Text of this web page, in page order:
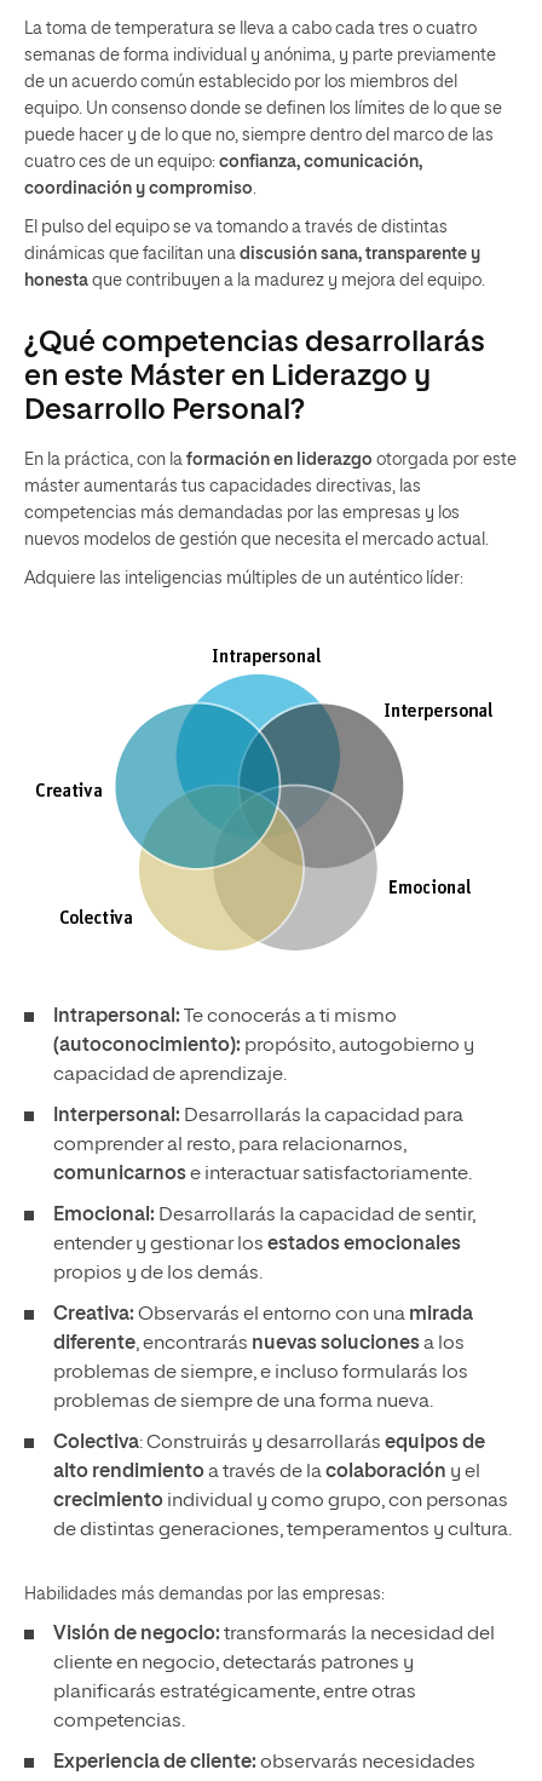
La toma de temperatura se lleva a cabo cada tres o cuatro
semanas de forma individual y anónima, y parte previamente
de un acuerdo común establecido por los miembros del
equipo. Un consenso donde se definen los límites de lo que se
puede hacer y de lo que no, siempre dentro del marco de las
cuatro ces de un equipo: confianza, comunicación,
coordinación y compromiso.
El pulso del equipo se va tomando a través de distintas
dinámicas que facilitan una discusión sana, transparente y
honesta que contribuyen a la madurez y mejora del equipo.
¿Qué competencias desarrollarás
en este Máster en Liderazgo y
Desarrollo Personal?
En la práctica, con la formación en liderazgo otorgada por este
máster aumentarás tus capacidades directivas, las
competencias más demandadas por las empresas y los
nuevos modelos de gestión que necesita el mercado actual.
Adquiere las inteligencias múltiples de un auténtico líder:
Intrapersonal: Te conocerás a ti mismo
(autoconocimiento): propósito, autogobierno y
capacidad de aprendizaje.
Interpersonal: Desarrollarás la capacidad para
comprender al resto, para relacionarnos,
comunicarnose interactuar satisfactoriamente.
Emocional: Desarrollarás la capacidad de sentir,
entender y gestionar los estados emocionales
propios y de los demás.
Creativa: Observarás el entorno con una mirada
diferente, encontrarás nuevas solucionesa los
problemas de siempre, e incluso formularás los
problemas de siempre de una forma nueva.
Colectiva: Construirás y desarrollarás equipos de
alto rendimientoa través de lacolaboración y el
crecimiento individual y como grupo, con personas
de distintas generaciones, temperamentos y cultura.
Habilidades más demandas por las empresas:
Visión de negocio: transformarás la necesidad del
cliente en negocio, detectarás patrones y
planificarás estratégicamente, entre otras
competencias.
Experiencia de cliente: observarás necesidades